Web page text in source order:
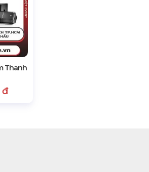
Thanh
đ